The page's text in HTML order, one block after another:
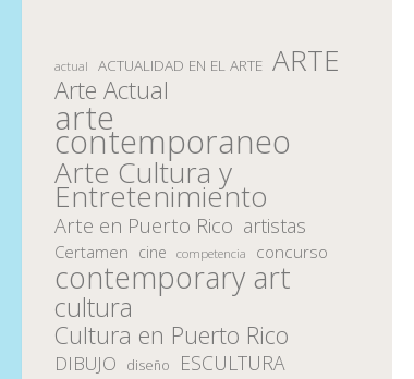
actual ACTUALIDAD EN EL ARTE ARTE
Arte Actual
arte
contemporaneo
Arte Cultura y
Entretenimiento
Arte en Puerto Rico artistas
Certamen cine competencia concurso
contemporary art
cultura
Cultura en Puerto Rico
DIBUJO diseño ESCULTURA